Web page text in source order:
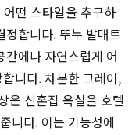
떤 스타일을 추구하
정합니다. 뚜누 발매트
에나 자연스럽게 어
니다. 차분한 그레이,
은 신혼집 욕실을 호텔
니다. 이는 기능성에